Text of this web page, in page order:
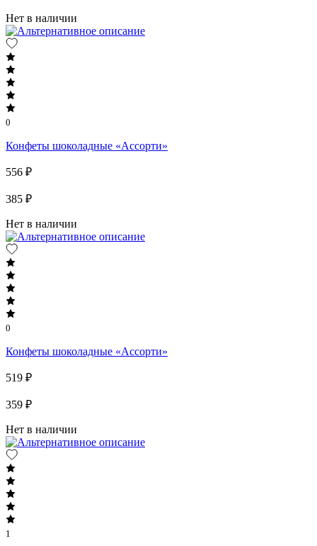
Нет в наличии
0
Конфеты шоколадные «Ассорти»
556 ₽
385 ₽
Нет в наличии
0
Конфеты шоколадные «Ассорти»
519 ₽
359 ₽
Нет в наличии
1